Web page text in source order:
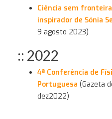
Ciência sem
inspirador de Sónia
9 agosto 2023)
:: 2022
4ª Conferência de
Portuguesa (Gazeta
dez2022)